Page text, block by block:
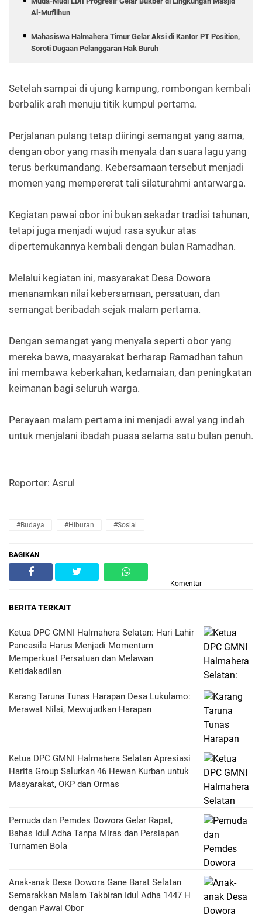
Al-Muflihun
Mahasiswa Halmahera Timur Gelar Aksi di Kantor PT Position,
Soroti Dugaan Pelanggaran Hak Buruh
Setelah sampai di ujung kampung, rombongan kembali
berbalik arah menuju titik kumpul pertama.
Perjalanan pulang tetap diiringi semangat yang sama,
dengan obor yang masih menyala dan suara lagu yang
terus berkumandang. Kebersamaan tersebut menjadi
momen yang mempererat tali silaturahmi antarwarga.
Kegiatan pawai obor ini bukan sekadar tradisi tahunan,
tetapi juga menjadi wujud rasa syukur atas
dipertemukannya kembali dengan bulan Ramadhan.
Melalui kegiatan ini, masyarakat Desa Dowora
menanamkan nilai kebersamaan, persatuan, dan
semangat beribadah sejak malam pertama.
Dengan semangat yang menyala seperti obor yang
mereka bawa, masyarakat berharap Ramadhan tahun
ini membawa keberkahan, kedamaian, dan peningkatan
keimanan bagi seluruh warga.
Perayaan malam pertama ini menjadi awal yang indah
untuk menjalani ibadah puasa selama satu bulan penuh.
Reporter: Asrul
#Budaya #Hiburan #Sosial
BAGIKAN
Komentar
BERITA TERKAIT
Ketua DPC GMNI Halmahera Selatan: Hari Lahir
Pancasila Harus Menjadi Momentum
Memperkuat Persatuan dan Melawan
Ketidakadilan
Karang Taruna Tunas Harapan Desa Lukulamo:
Merawat Nilai, Mewujudkan Harapan
Ketua DPC GMNI Halmahera Selatan Apresiasi
Harita Group Salurkan 46 Hewan Kurban untuk
Masyarakat, OKP dan Ormas
Pemuda dan Pemdes Dowora Gelar Rapat,
Bahas Idul Adha Tanpa Miras dan Persiapan
Turnamen Bola
Anak-anak Desa Dowora Gane Barat Selatan
Semarakkan Malam Takbiran Idul Adha 1447 H
dengan Pawai Obor